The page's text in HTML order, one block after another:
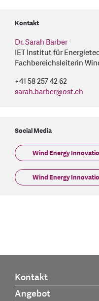
Kontakt
Dr. Sarah Barber
IET Institut für
Fachbereichsleiterin
+41 58 257 42 62
sarah.barber@ost.ch
Social Media
Wind Energy
Wind Energy
Kontakt
Angebot